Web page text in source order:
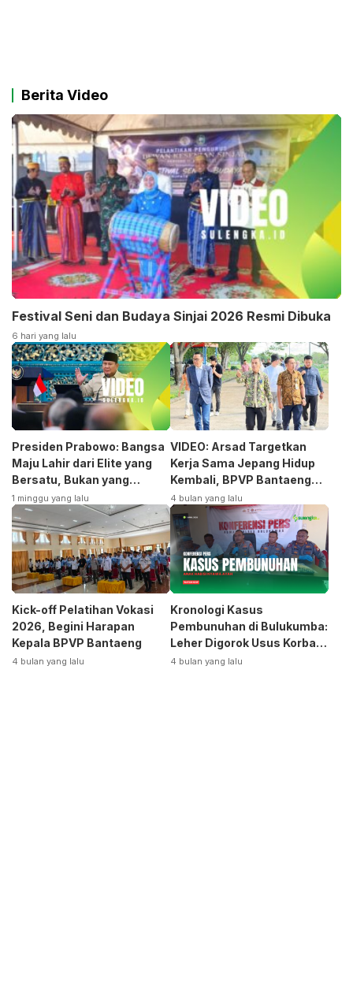
Berita Video
Festival Seni dan Budaya Sinjai 2026 Resmi Dibuka
6 hari yang lalu
Presiden Prabowo: Bangsa
Maju Lahir dari Elite yang
Bersatu, Bukan yang
Terpecah
1 minggu yang lalu
VIDEO: Arsad Targetkan
Kerja Sama Jepang Hidup
Kembali, BPVP Bantaeng
Siap Bangkitkan Jurusan
Otomotif
4 bulan yang lalu
Kick-off Pelatihan Vokasi
2026, Begini Harapan
Kepala BPVP Bantaeng
4 bulan yang lalu
Kronologi Kasus
Pembunuhan di Bulukumba:
Leher Digorok Usus Korban
Dikeluarkan
4 bulan yang lalu